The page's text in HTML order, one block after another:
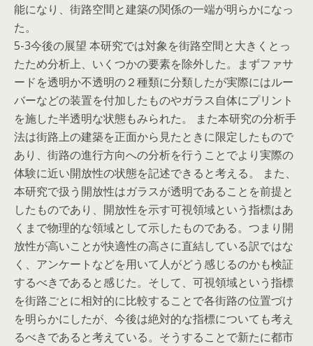
能になり、街路空間と建築の関係の一端が明らかになっ
た。
5-3今後の展望 本研究では対象を街路空間と大きくとっ
たため分析上、いくつかの要素を除外した。まずファサ
ードを透明か不透明の２種類に分類したが実際にはルー
バーなどの装置を付加したものやガラス自体にプリント
を施した半透明な状態もみられた。 また本研究の分析手
法は街路上の建築を正面から見たときに限定したもので
あり、街路の進行方向への分析を行うことでより実際の
体験に近い開放性の状態を記述できると考える。 また、
本研究で扱う開放性はガラスが透明であることを前提と
したものであり、開放性を示す可視領域という指標はあ
くまで物理的な領域として示したものである。つまり開
放性が高いことが快適性の高さに直結している訳ではな
く、アンケートなどを用いて人がどう感じるのかも検証
するべきであると感じた。そして、可視領域という指標
を街路ごとに相対的に比較することで各街路の位置づけ
を明らかにしたが、今後は絶対的な指標についても考え
るべきであると考えている。そうすることで新たに都市